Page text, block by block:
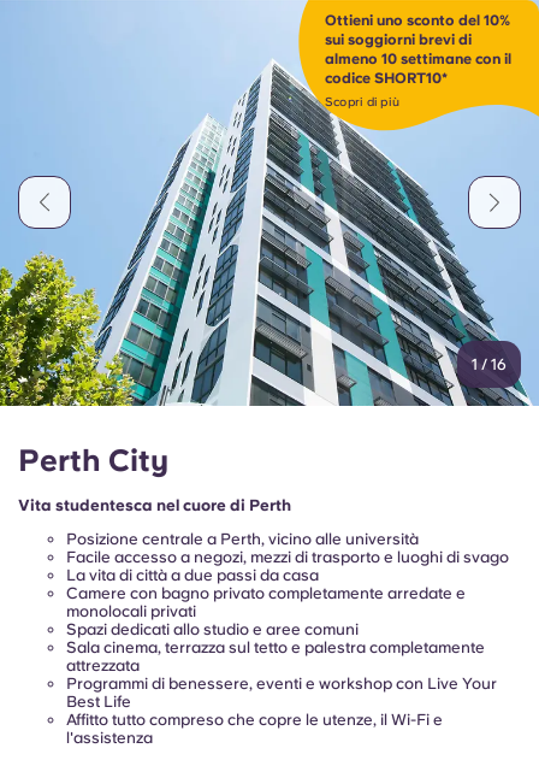
Portuguese
Ottieni uno sconto del 10%
sui soggiorni brevi di
almeno 10 settimane con il
codice SHORT10*
Scopri di più
1 / 16
Perth City
Vita studentesca nel cuore di Perth
Posizione centrale a Perth, vicino alle università
Facile accesso a negozi, mezzi di trasporto e luoghi di svago
La vita di città a due passi da casa
Camere con bagno privato completamente arredate e
monolocali privati
Spazi dedicati allo studio e aree comuni
Sala cinema, terrazza sul tetto e palestra completamente
attrezzata
Programmi di benessere, eventi e workshop con Live Your
Best Life
Affitto tutto compreso che copre le utenze, il Wi-Fi e
l'assistenza